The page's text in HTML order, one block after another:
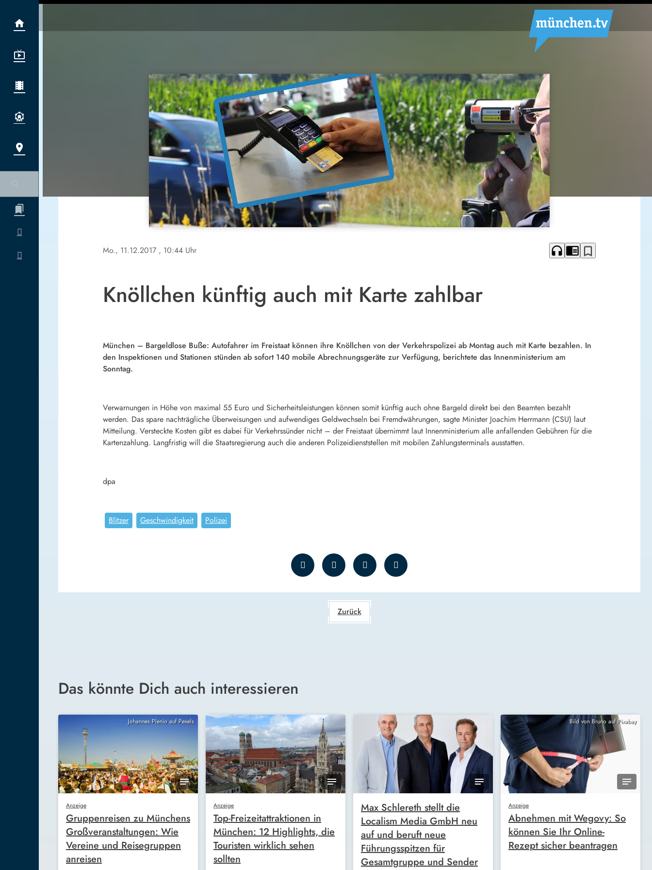
Mo., 11.12.2017 , 10:44 Uhr headphones chrome_reader_mode bookmark_border
Knöllchen künftig auch mit Karte zahlbar
München – Bargeldlose Buße: Autofahrer im Freistaat können ihre Knöllchen von der Verkehrspolizei ab Montag auch mit Karte bezahlen. In
den Inspektionen und Stationen stünden ab sofort 140 mobile Abrechnungsgeräte zur Verfügung, berichtete das Innenministerium am
Sonntag.
Verwarnungen in Höhe von maximal 55 Euro und Sicherheitsleistungen können somit künftig auch ohne Bargeld direkt bei den Beamten bezahlt
werden. Das spare nachträgliche Überweisungen und aufwendiges Geldwechseln bei Fremdwährungen, sagte Minister Joachim Herrmann (CSU) laut
Mitteilung. Versteckte Kosten gibt es dabei für Verkehrssünder nicht – der Freistaat übernimmt laut Innenministerium alle anfallenden Gebühren für die
Kartenzahlung. Langfristig will die Staatsregierung auch die anderen Polizeidienststellen mit mobilen Zahlungsterminals ausstatten.
dpa
Blitzer Geschwindigkeit Polizei
Zurück
Das könnte Dich auch interessieren
Johannes Plenio auf Pexels
Anzeige
Gruppenreisen zu Münchens
Großveranstaltungen: Wie
Vereine und Reisegruppen
anreisen
Anzeige
Top-Freizeitattraktionen in
München: 12 Highlights, die
Touristen wirklich sehen
sollten
Max Schlereth stellt die
Localism Media GmbH neu
auf und beruft neue
Führungsspitzen für
Gesamtgruppe und Sender
Bild von Bruno auf Pixabay
Anzeige
Abnehmen mit Wegovy: So
können Sie Ihr Online-
Rezept sicher beantragen